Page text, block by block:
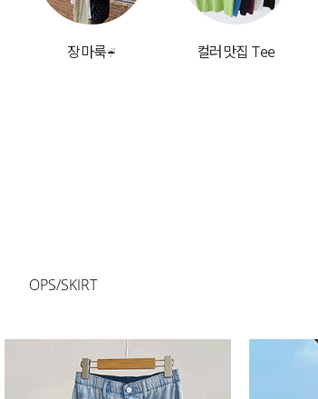
장마룩☔ 컬러맛집 Tee
OPS/SKIRT